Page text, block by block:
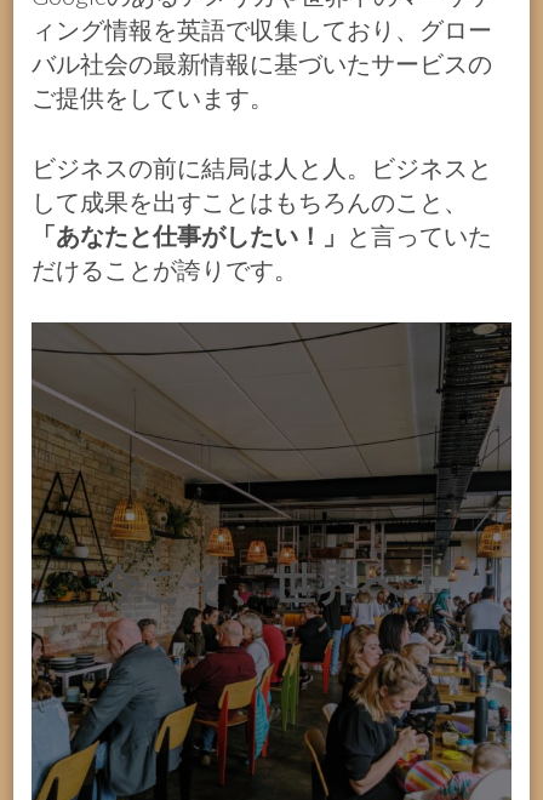
ィング情報を英語で収集しており、グロー
バル社会の最新情報に基づいたサービスの
ご提供をしています。
ビジネスの前に結局は人と人。ビジネスと
して成果を出すことはもちろんのこと、
「あなたと仕事がしたい！」 と言っていた
だけることが誇りです。
今こそ、世界へ！